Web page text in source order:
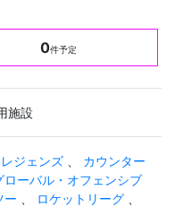
0件予定
施設
ジェンズ
カウンター
ローバル・オフェンシブ
ー ロケットリーグ